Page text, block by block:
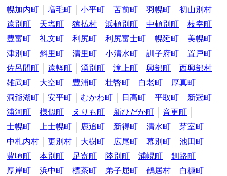
幌加内町
増毛町 小平町 苫前町 羽幌町
初山別村
遠別町
天塩町 猿払村 浜頓別町 中頓別町
枝幸町
豊富町
礼文町 利尻町 利尻富士町 幌延町
美幌町
津別町
斜里町 清里町 小清水町 訓子府町
置戸町
佐呂間町
遠軽町 湧別町 滝上町 興部町
西興部村
雄武町
大空町 豊浦町 壮瞥町 白老町
厚真町
洞爺湖町
安平町 むかわ町 日高町 平取町
新冠町
浦河町
様似町 えりも町 新ひだか町
音更町
士幌町
上士幌町 鹿追町 新得町 清水町
芽室町
中札内村
更別村 大樹町 広尾町 幕別町
池田町
豊頃町
本別町 足寄町 陸別町 浦幌町
釧路町
厚岸町
浜中町 標茶町 弟子屈町 鶴居村
白糠町